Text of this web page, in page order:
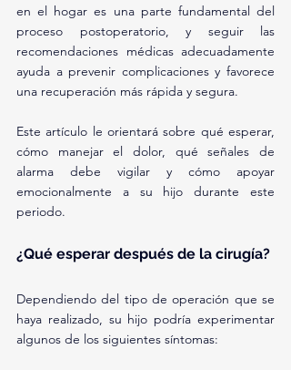
en el hogar es una parte fundamental del
proceso postoperatorio, y seguir las
recomendaciones médicas adecuadamente
ayuda a prevenir complicaciones y favorece
una recuperación más rápida y segura.
Este artículo le orientará sobre qué esperar,
cómo manejar el dolor, qué señales de
alarma debe vigilar y cómo apoyar
emocionalmente a su hijo durante este
periodo.
¿Qué esperar después de la cirugía?
Dependiendo del tipo de operación que se
haya realizado, su hijo podría experimentar
algunos de los siguientes síntomas: